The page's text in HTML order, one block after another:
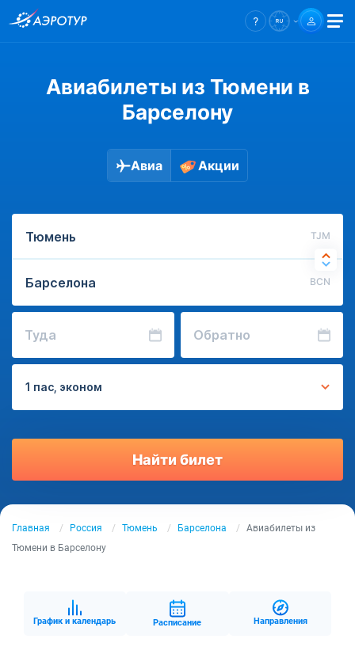
Авиабилеты из Тюмени в
Барселону
Авиа Акции
TJM
BCN
Туда Обратно
1 пас, эконом
Найти билет
Главная Россия Тюмень Барселона
Авиабилеты из
Тюмени в Барселону
График и календарь Расписание Направления